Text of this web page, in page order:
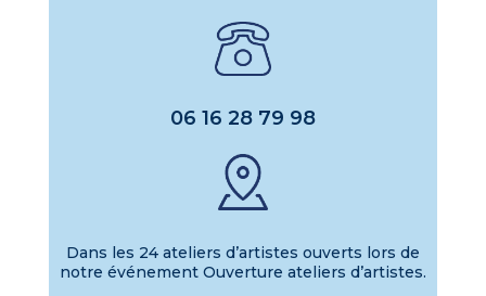
06 16 28 79 98
Dans les 24 ateliers d’artistes ouverts lors de
notre événement Ouverture ateliers d’artistes.